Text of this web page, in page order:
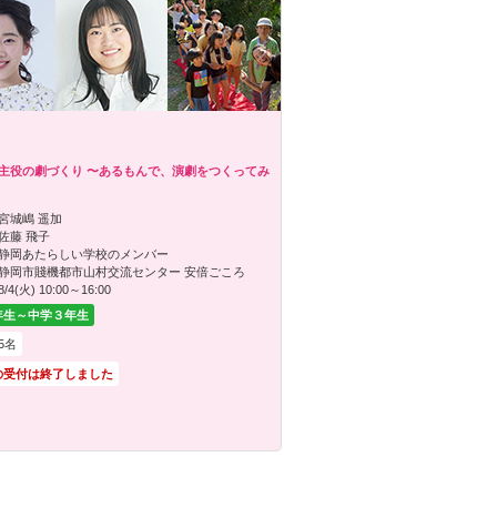
役の劇づくり 〜あるもんで、演劇をつくってみ
城嶋 遥加
藤 飛子
岡あたらしい学校のメンバー
岡市賤機都市山村交流センター 安倍ごころ
4(火) 10:00～16:00
生～中学３年生
名
受付は終了しました